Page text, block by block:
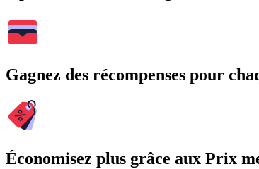
Gagnez des récompenses pour
Économisez plus grâce aux Prix